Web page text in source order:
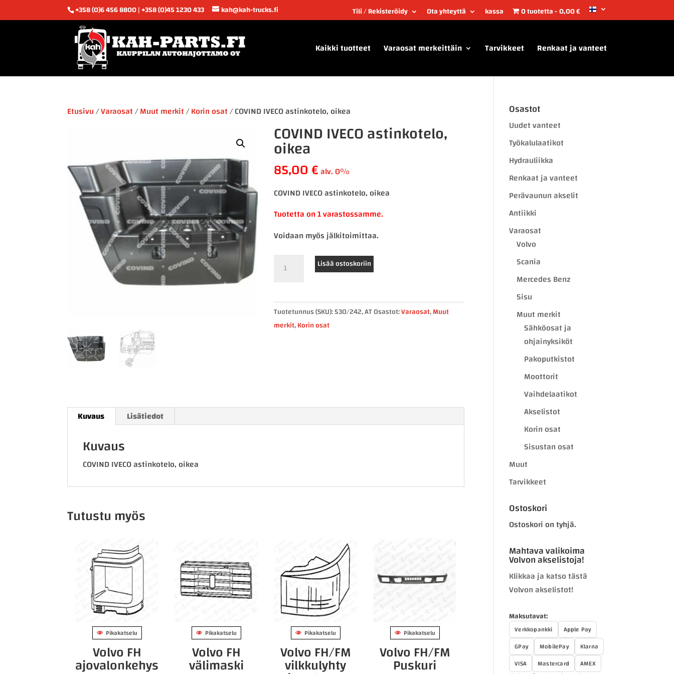
+358 (0)6 456 8800 | +358 (0)45 1230 433 kah@kah-trucks.fi Tili / Rekisteröidy Ota yhteyttä kassa 0 tuotetta 0,00 €
Kaikki tuotteet Varaosat merkeittäin Tarvikkeet Renkaat ja vanteet
Etusivu/Varaosat/Muut merkit/Korin osat/ COVIND IVECO astinkotelo, oikea
COVIND IVECO astinkotelo,
oikea
85,00€alv. 0%
COVIND IVECO astinkotelo, oikea
Tuotetta on 1 varastossamme.
Voidaan myös jälkitoimittaa.
IVECO
oikea
määrä
Lisää ostoskoriin
Tuotetunnus (SKU):530/242, ATOsastot:Varaosat,Muut
merkit,Korin osat
Kuvaus Lisätiedot
Kuvaus
COVIND IVECO astinkotelo, oikea
Tutustu myös
Pikakatselu
Volvo FH
ajovalonkehys
Pikakatselu
Volvo FH
välimaski
Pikakatselu
Volvo FH/FM
vilkkulyhty
Pikakatselu
Volvo FH/FM
Puskuri
Osastot
Uudet vanteet
Työkalulaatikot
Hydrauliikka
Renkaat ja vanteet
Perävaunun akselit
Antiikki
Varaosat
Volvo
Scania
Mercedes Benz
Sisu
Muut merkit
Sähköosat ja
ohjainyksiköt
Pakoputkistot
Moottorit
Vaihdelaatikot
Akselistot
Korin osat
Sisustan osat
Muut
Tarvikkeet
Ostoskori
Ostoskori on tyhjä.
Mahtava valikoima
Volvon akselistoja!
Klikkaa ja katso tästä
Volvon akselistot!
Maksutavat:
Verkkopankki
Apple Pay
GPay
MobilePay
Klarna
VISA
Mastercard AMEX